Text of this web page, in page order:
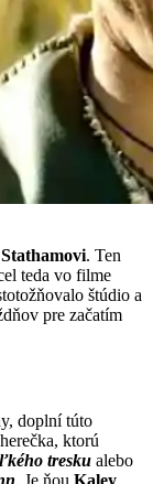
. Ten
teda vo filme
štúdio a
pre začatím
doplní túto
ktorú
tresku alebo
. Je ňou Kaley